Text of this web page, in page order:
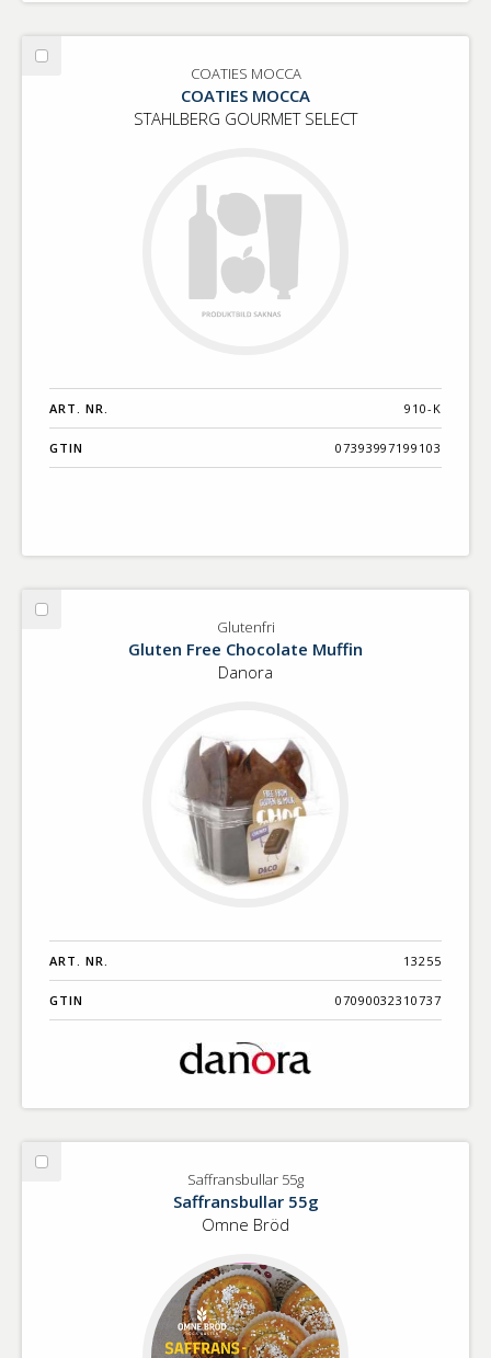
Välj
COATIES MOCCA
COATIES MOCCA
STAHLBERG GOURMET SELECT
ART. NR. 910-K
GTIN 07393997199103
Välj
Glutenfri
Gluten Free Chocolate Muffin
Danora
ART. NR. 13255
GTIN 07090032310737
Välj
Saffransbullar 55g
Saffransbullar 55g
Omne Bröd